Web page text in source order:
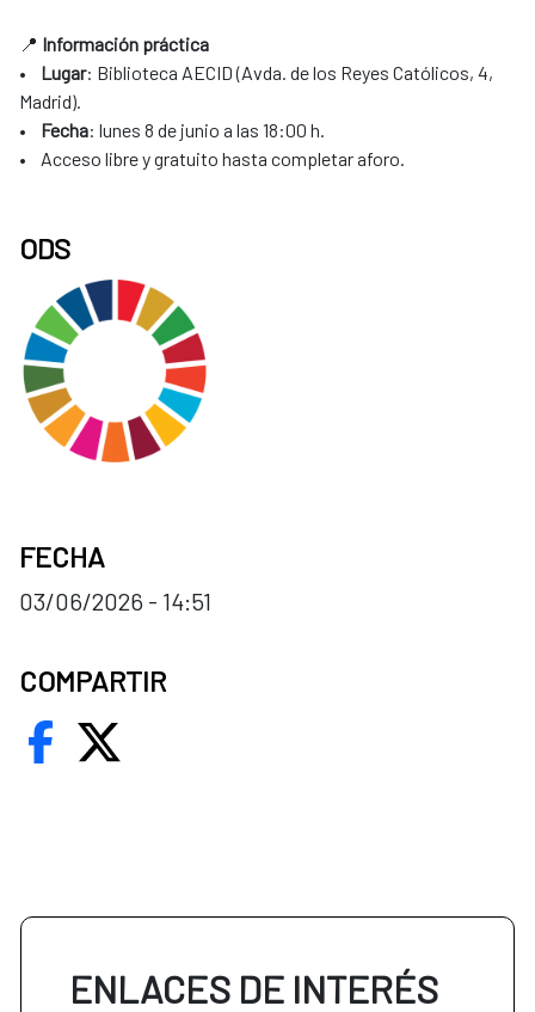
📍 Información práctica
• Lugar: Biblioteca AECID (Avda. de los Reyes Católicos, 4,
Madrid).
• Fecha: lunes 8 de junio a las 18:00 h.
• Acceso libre y gratuito hasta completar aforo.
ODS
FECHA
03/06/2026 - 14:51
COMPARTIR
ENLACES DE INTERÉS